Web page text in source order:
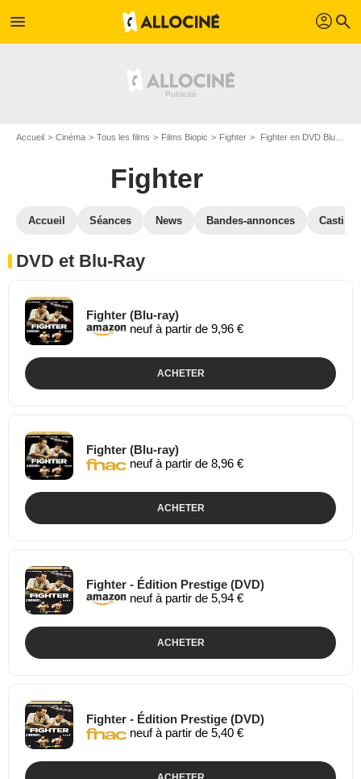
menu profil search
Accueil Cinéma Tous les films Films Biopic Fighter Fighter en DVD Blu Ray
Fighter
Accueil Séances News Bandes-annonces Casting
DVD et Blu-Ray
Fighter (Blu-ray)
neuf à partir de 9,96 €
ACHETER
Fighter (Blu-ray)
neuf à partir de 8,96 €
ACHETER
Fighter - Édition Prestige (DVD)
neuf à partir de 5,94 €
ACHETER
Fighter - Édition Prestige (DVD)
neuf à partir de 5,40 €